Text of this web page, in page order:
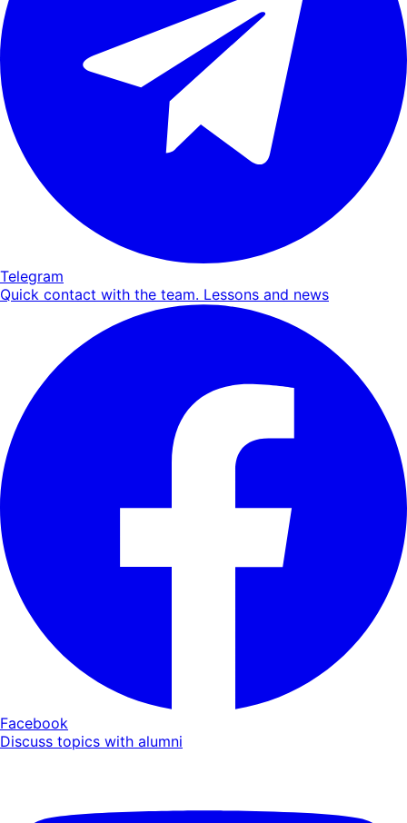
Telegram
Quick contact with the team. Lessons and news
Facebook
Discuss topics with alumni